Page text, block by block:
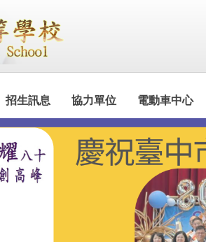
招生訊息 協力單位 電動車中心